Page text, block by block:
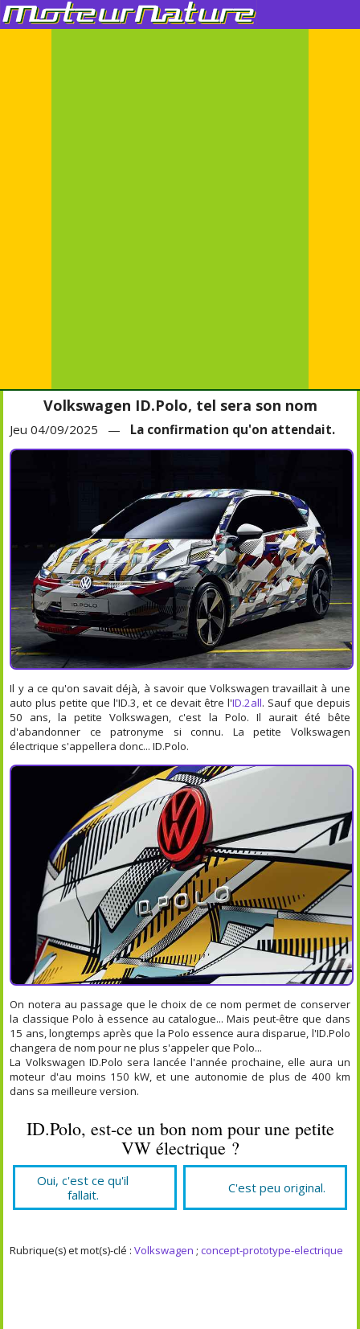
Volkswagen ID.Polo, tel sera son nom
Jeu 04/09/2025 — La confirmation qu'on attendait.
Il y a ce qu'on savait déjà, à savoir que Volkswagen travaillait à une
auto plus petite que l'ID.3, et ce devait être l'ID.2all. Sauf que depuis
50 ans, la petite Volkswagen, c'est la Polo. Il aurait été bête
d'abandonner ce patronyme si connu. La petite Volkswagen
électrique s'appellera donc... ID.Polo.
On notera au passage que le choix de ce nom permet de conserver
la classique Polo à essence au catalogue... Mais peut-être que dans
15 ans, longtemps après que la Polo essence aura disparue, l'ID.Polo
changera de nom pour ne plus s'appeler que Polo...
La Volkswagen ID.Polo sera lancée l'année prochaine, elle aura un
moteur d'au moins 150 kW, et une autonomie de plus de 400 km
dans sa meilleure version.
ID.Polo, est-ce un bon nom pour une petite
VW électrique ?
Oui, c'est ce qu'il
fallait.
C'est peu original.
Rubrique(s) et mot(s)-clé :Volkswagen ;concept-prototype-electrique